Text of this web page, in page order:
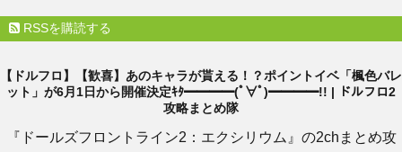
RSSを購読する
【ドルフロ】【歓喜】あのキャラが貰える！？ポイントイベ「楓色バレ
ット」が6月1日から開催決定ｷﾀ━━━━(ﾟ∀ﾟ)━━━━!! | ドルフロ2
攻略まとめ隊
『ドールズフロントライン2：エクシリウム』の2chまとめ攻